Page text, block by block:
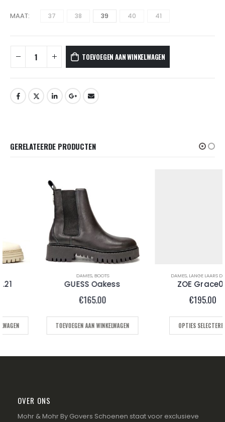
MAAT 37 38 39 40 41
TOEVOEGEN AAN WINKELWAGEN
GERELATEERDE PRODUCTEN
GUESS Oakess
TOEVOEGEN AAN WINKELWAGEN
LANGE LAARS DAMES
ZOE Grace02
OPTIES SELECTEREN
OVER ONS
Mohr & Mohr By Govers Schoenen staat voor exclusieve